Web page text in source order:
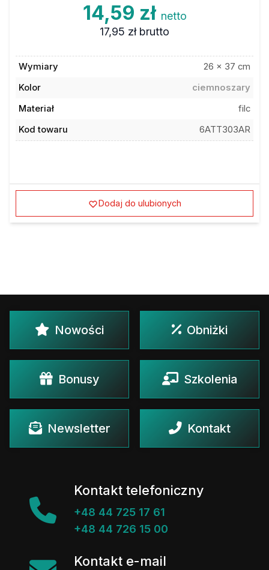
14,59 zł netto
17,95 zł brutto
Wymiary
26 x 37 cm
Kolor
ciemnoszary
Materiał
filc
Kod towaru
6ATT303AR
Dodaj do ulubionych
Nowości Obniżki
Bonusy Szkolenia
Newsletter Kontakt
Kontakt telefoniczny
+48 44 725 17 61
+48 44 726 15 00
Kontakt e-mail